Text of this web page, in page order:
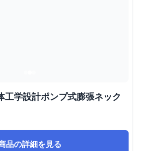
工学設計ポンプ式膨張ネック
品の詳細を見る